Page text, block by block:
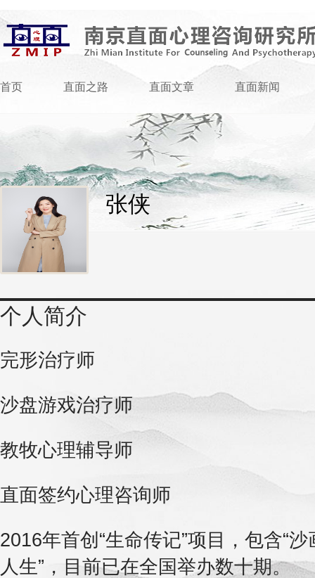
首页 直面之路 直面文章 直面新闻
张侠
个人简介
完形治疗师
沙盘游戏治疗师
教牧心理辅导师
直面签约心理咨询师
2016年首创“生命传记”项目，包含“沙
人生”，目前已在全国举办数十期。